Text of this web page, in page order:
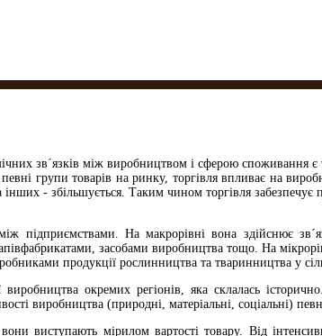
зв´язків між виробництвом і сферою споживання є
групи товарів на ринку, торгівля впливає на
- збільшується. Таким чином торгівля
підприємствами. На макрорівні вона здійснює
засобами виробництва тощо. На
продукції рослинництва та тваринництва у
виробництва окремих регіонів, яка склалась
виробництва (природні, матеріальні, соціальні)
виступають мірилом вартості товару. Від